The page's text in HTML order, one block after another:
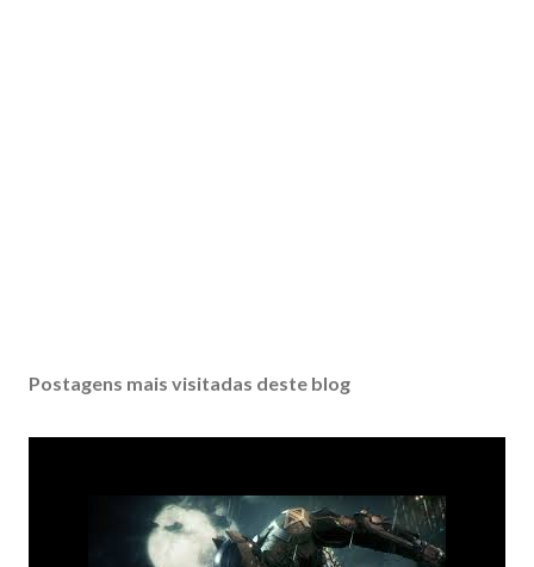
Postagens mais visitadas deste blog